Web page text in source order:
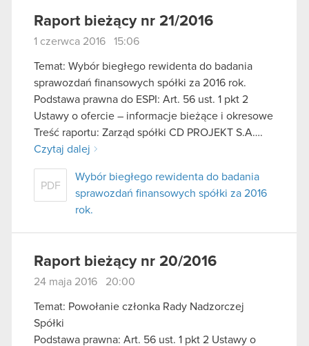
Raport bieżący nr 21/2016
1 czerwca 2016 15:06
Temat: Wybór biegłego rewidenta do badania
sprawozdań finansowych spółki za 2016 rok.
Podstawa prawna do ESPI: Art. 56 ust. 1 pkt 2
Ustawy o ofercie – informacje bieżące i okresowe
Treść raportu: Zarząd spółki CD PROJEKT S.A….
Czytaj dalej
PDF
Wybór biegłego rewidenta do badania
sprawozdań finansowych spółki za 2016
rok.
Raport bieżący nr 20/2016
24 maja 2016 20:00
Temat: Powołanie członka Rady Nadzorczej
Spółki
Podstawa prawna: Art. 56 ust. 1 pkt 2 Ustawy o